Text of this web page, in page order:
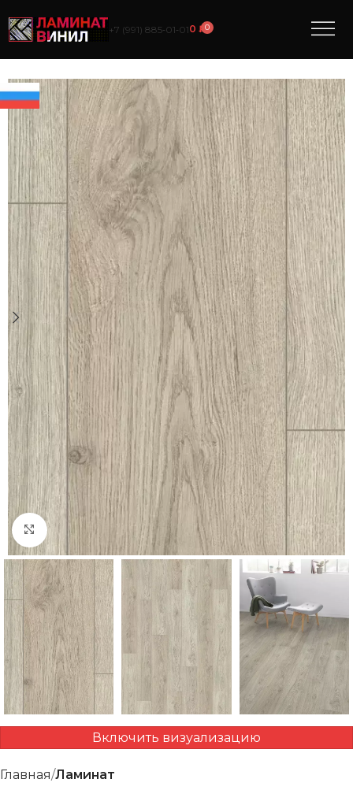
+7 (991) 885‑01‑010₽0
Нажмите, чтобы увеличить
Включить визуализацию
Главная Ламинат